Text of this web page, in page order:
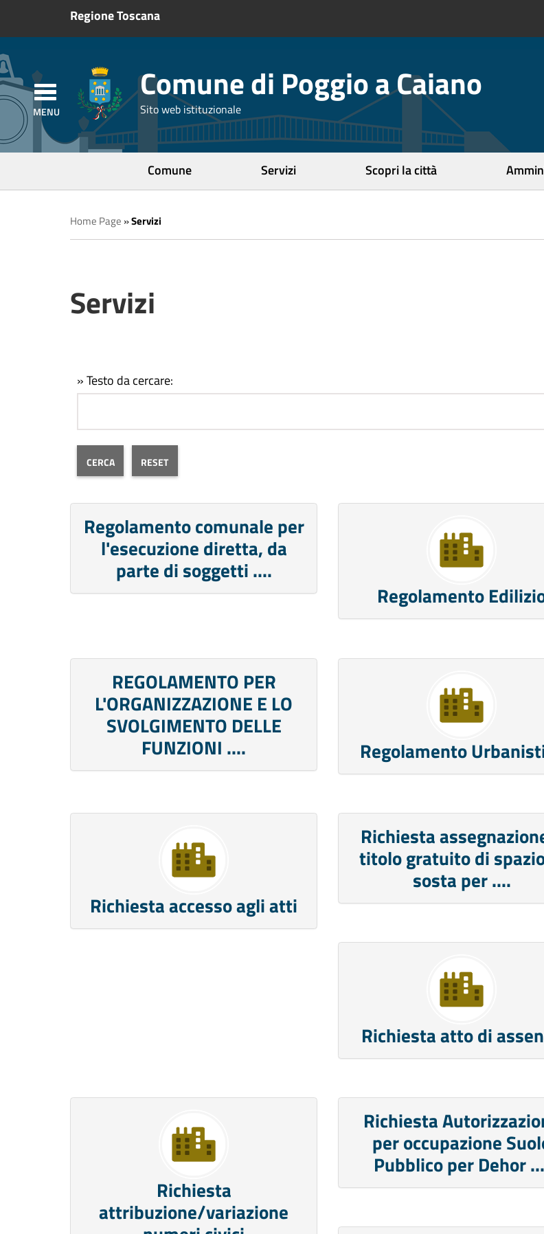
Regione Toscana
Comune di Poggio a Caiano
Sito web istituzionale
Comune Servizi Scopri la città
Home Page »Servizi
Servizi
» Testo da cercare:
Regolamento comunale per
l'esecuzione diretta, da
parte di soggetti ....
Regolamento
REGOLAMENTO PER
L'ORGANIZZAZIONE E LO
SVOLGIMENTO DELLE
FUNZIONI .... Regolamento
Richiesta accesso agli atti
Richiesta
titolo gratuito di
sosta per ....
Richiesta atto di
Richiesta
attribuzione/variazione
Richiesta
per occupazione
Pubblico per Dehor